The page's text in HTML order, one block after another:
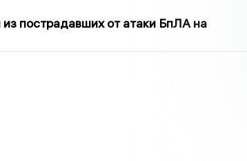
пострадавших от атаки БпЛА на